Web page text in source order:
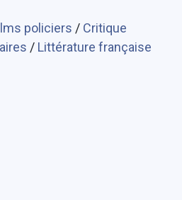
policiers / Critique
/ Littérature française